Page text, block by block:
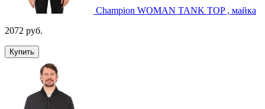
Champion WOMAN TANK TOP , майка
2072 руб.
Купить